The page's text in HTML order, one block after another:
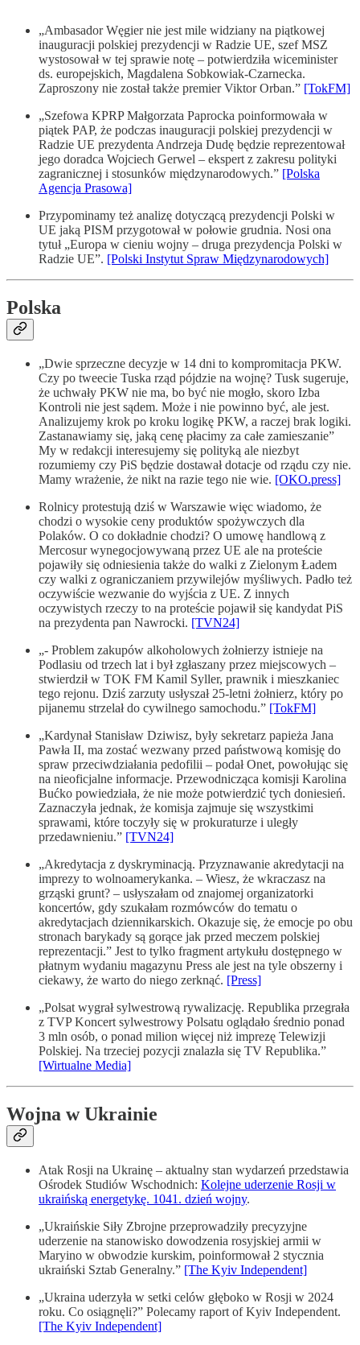
„Ambasador Węgier nie jest mile widziany na piątkowej
inauguracji polskiej prezydencji w Radzie UE, szef MSZ
wystosował w tej sprawie notę – potwierdziła wiceminister
ds. europejskich, Magdalena Sobkowiak-Czarnecka.
Zaproszony nie został także premier Viktor Orban.” [TokFM]
„Szefowa KPRP Małgorzata Paprocka poinformowała w
piątek PAP, że podczas inauguracji polskiej prezydencji w
Radzie UE prezydenta Andrzeja Dudę będzie reprezentował
jego doradca Wojciech Gerwel – ekspert z zakresu polityki
zagranicznej i stosunków międzynarodowych.” [Polska
Agencja Prasowa]
Przypominamy też analizę dotyczącą prezydencji Polski w
UE jaką PISM przygotował w połowie grudnia. Nosi ona
tytuł „Europa w cieniu wojny – druga prezydencja Polski w
Radzie UE”. [Polski Instytut Spraw Międzynarodowych]
Polska
„Dwie sprzeczne decyzje w 14 dni to kompromitacja PKW.
Czy po tweecie Tuska rząd pójdzie na wojnę? Tusk sugeruje,
że uchwały PKW nie ma, bo być nie mogło, skoro Izba
Kontroli nie jest sądem. Może i nie powinno być, ale jest.
Analizujemy krok po kroku logikę PKW, a raczej brak logiki.
Zastanawiamy się, jaką cenę płacimy za całe zamieszanie”
My w redakcji interesujemy się polityką ale niezbyt
rozumiemy czy PiS będzie dostawał dotacje od rządu czy nie.
Mamy wrażenie, że nikt na razie tego nie wie. [OKO.press]
Rolnicy protestują dziś w Warszawie więc wiadomo, że
chodzi o wysokie ceny produktów spożywczych dla
Polaków. O co dokładnie chodzi? O umowę handlową z
Mercosur wynegocjowywaną przez UE ale na proteście
pojawiły się odniesienia także do walki z Zielonym Ładem
czy walki z ograniczaniem przywilejów myśliwych. Padło też
oczywiście wezwanie do wyjścia z UE. Z innych
oczywistych rzeczy to na proteście pojawił się kandydat PiS
na prezydenta pan Nawrocki. [TVN24]
„- Problem zakupów alkoholowych żołnierzy istnieje na
Podlasiu od trzech lat i był zgłaszany przez miejscowych –
stwierdził w TOK FM Kamil Syller, prawnik i mieszkaniec
tego rejonu. Dziś zarzuty usłyszał 25-letni żołnierz, który po
pijanemu strzelał do cywilnego samochodu.” [TokFM]
„Kardynał Stanisław Dziwisz, były sekretarz papieża Jana
Pawła II, ma zostać wezwany przed państwową komisję do
spraw przeciwdziałania pedofilii – podał Onet, powołując się
na nieoficjalne informacje. Przewodnicząca komisji Karolina
Bućko powiedziała, że nie może potwierdzić tych doniesień.
Zaznaczyła jednak, że komisja zajmuje się wszystkimi
sprawami, które toczyły się w prokuraturze i uległy
przedawnieniu.” [TVN24]
„Akredytacja z dyskryminacją. Przyznawanie akredytacji na
imprezy to wolnoamerykanka. – Wiesz, że wkraczasz na
grząski grunt? – usłyszałam od znajomej organizatorki
koncertów, gdy szukałam rozmówców do tematu o
akredytacjach dziennikarskich. Okazuje się, że emocje po obu
stronach barykady są gorące jak przed meczem polskiej
reprezentacji.” Jest to tylko fragment artykułu dostępnego w
płatnym wydaniu magazynu Press ale jest na tyle obszerny i
ciekawy, że warto do niego zerknąć. [Press]
„Polsat wygrał sylwestrową rywalizację. Republika przegrała
z TVP Koncert sylwestrowy Polsatu oglądało średnio ponad
3 mln osób, o ponad milion więcej niż imprezę Telewizji
Polskiej. Na trzeciej pozycji znalazła się TV Republika.”
[Wirtualne Media]
Wojna w Ukrainie
Atak Rosji na Ukrainę – aktualny stan wydarzeń przedstawia
Ośrodek Studiów Wschodnich: Kolejne uderzenie Rosji w
ukraińską energetykę. 1041. dzień wojny.
„Ukraińskie Siły Zbrojne przeprowadziły precyzyjne
uderzenie na stanowisko dowodzenia rosyjskiej armii w
Maryino w obwodzie kurskim, poinformował 2 stycznia
ukraiński Sztab Generalny.” [The Kyiv Independent]
„Ukraina uderzyła w setki celów głęboko w Rosji w 2024
roku. Co osiągnęli?” Polecamy raport of Kyiv Independent.
[The Kyiv Independent]